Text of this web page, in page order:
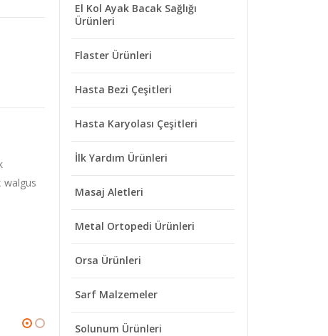
walgus
El Kol Ayak Bacak Sağlığı
Ürünleri
Flaster Ürünleri
Hasta Bezi Çeşitleri
Hasta Karyolası Çeşitleri
İlk Yardım Ürünleri
Masaj Aletleri
Metal Ortopedi Ürünleri
Orsa Ürünleri
Sarf Malzemeler
Solunum Ürünleri